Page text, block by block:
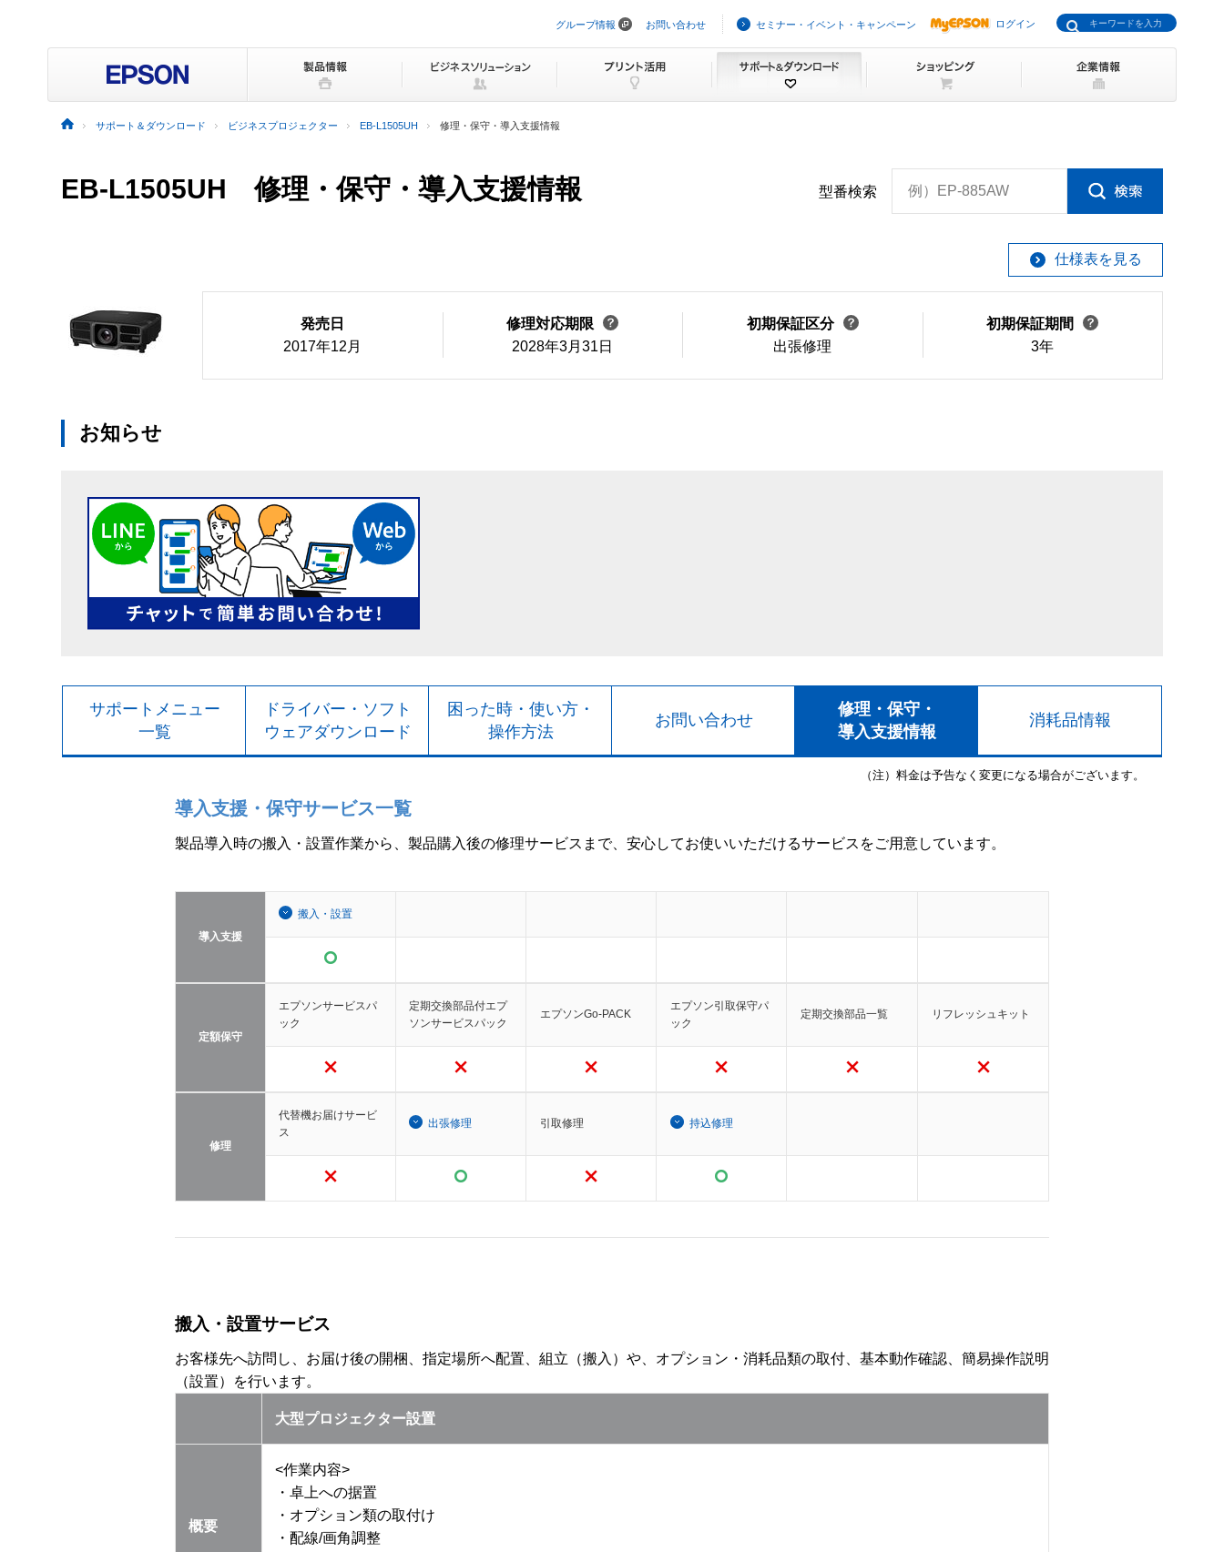
ビ
ョ
ン
を
ッ
プ
グループ情報 お問い合わせ セミナー・イベント・キャンペーン ログイン
サポート＆ダウンロード ビジネスプロジェクター EB-L1505UH 修理・保守・導入支援情報
EB-L1505UH 修理・保守・導入支援情報 型番検索 例）EP-885AW
仕様表を見る
発売日
2017年12月
修理対応期限
2028年3月31日
初期保証区分
出張修理
初期保証期間
3年
お知らせ
サポートメニュー
一覧
ドライバー・ソフト
ウェアダウンロード
困った時・使い方・
操作方法
お問い合わせ
修理・保守・
導入支援情報
消耗品情報
（注）料金は予告なく変更になる場合がございます。
導入支援・保守サービス一覧
製品導入時の搬入・設置作業から、製品購入後の修理サービスまで、安心してお使いいただけるサービスをご用意しています。
導入支援
搬入・設置
定額保守
エプソンサービスパ
ック
定期交換部品付エプ
ソンサービスパック
エプソンGo-PACK
エプソン引取保守パ
ック
定期交換部品一覧 リフレッシュキット
修理
代替機お届けサービ
ス
出張修理 引取修理 持込修理
搬入・設置サービス
お客様先へ訪問し、お届け後の開梱、指定場所へ配置、組立（搬入）や、オプション・消耗品類の取付、基本動作確認、簡易操作説明
（設置）を行います。
大型プロジェクター設置
概要
<作業内容>
・卓上への据置
・オプション類の取付け
・配線/画角調整